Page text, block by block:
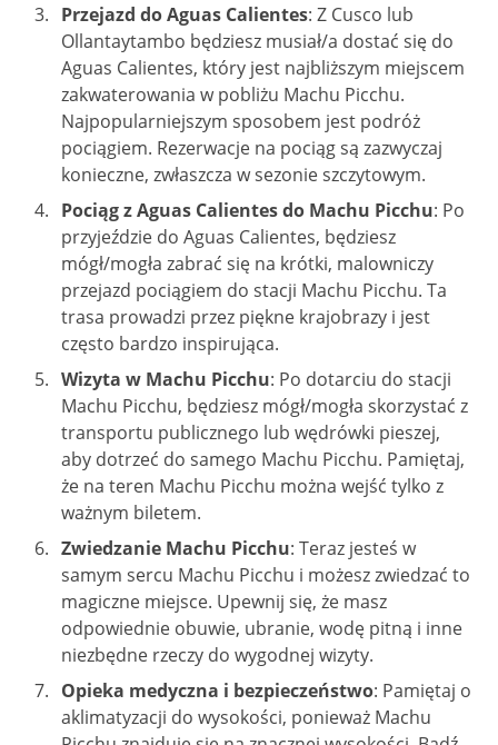
Przejazd do Aguas Calientes: Z Cusco lub
Ollantaytambo będziesz musiał/a dostać się do
Aguas Calientes, który jest najbliższym miejscem
zakwaterowania w pobliżu Machu Picchu.
Najpopularniejszym sposobem jest podróż
pociągiem. Rezerwacje na pociąg są zazwyczaj
konieczne, zwłaszcza w sezonie szczytowym.
Pociąg z Aguas Calientes do Machu Picchu: Po
przyjeździe do Aguas Calientes, będziesz
mógł/mogła zabrać się na krótki, malowniczy
przejazd pociągiem do stacji Machu Picchu. Ta
trasa prowadzi przez piękne krajobrazy i jest
często bardzo inspirująca.
Wizyta w Machu Picchu: Po dotarciu do stacji
Machu Picchu, będziesz mógł/mogła skorzystać z
transportu publicznego lub wędrówki pieszej,
aby dotrzeć do samego Machu Picchu. Pamiętaj,
że na teren Machu Picchu można wejść tylko z
ważnym biletem.
Zwiedzanie Machu Picchu: Teraz jesteś w
samym sercu Machu Picchu i możesz zwiedzać to
magiczne miejsce. Upewnij się, że masz
odpowiednie obuwie, ubranie, wodę pitną i inne
niezbędne rzeczy do wygodnej wizyty.
Opieka medyczna i bezpieczeństwo: Pamiętaj o
aklimatyzacji do wysokości, ponieważ Machu